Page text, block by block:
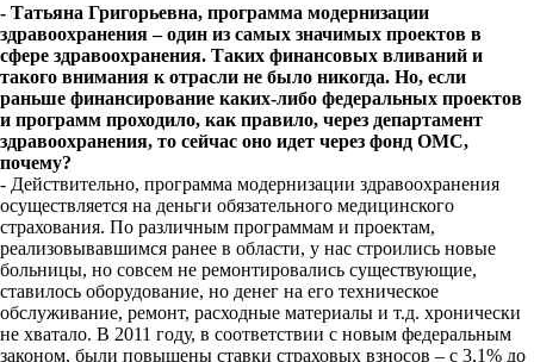
- Татьяна Григорьевна, программа модернизации
здравоохранения – один из самых значимых проектов в
сфере здравоохранения. Таких финансовых вливаний и
такого внимания к отрасли не было никогда. Но, если
раньше финансирование каких-либо федеральных проектов
и программ проходило, как правило, через департамент
здравоохранения, то сейчас оно идет через фонд ОМС,
почему?
- Действительно, программа модернизации здравоохранения
осуществляется на деньги обязательного медицинского
страхования. По различным программам и проектам,
реализовывавшимся ранее в области, у нас строились новые
больницы, но совсем не ремонтировались существующие,
ставилось оборудование, но денег на его техническое
обслуживание, ремонт, расходные материалы и т.д. хронически
не хватало. В 2011 году, в соответствии с новым федеральным
законом, были повышены ставки страховых взносов – с 3,1% до